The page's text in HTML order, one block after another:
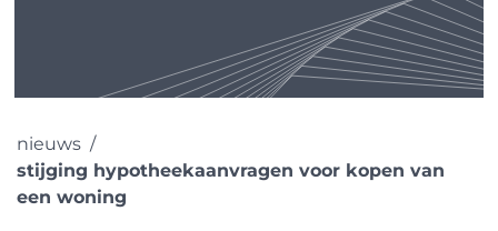
nieuws
stijging hypotheekaanvragen voor kopen van
een woning